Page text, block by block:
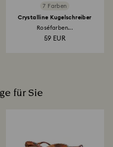
7 Farben
Crystalline Kugelschreiber
Roséfarben...
59 EUR
für Sie